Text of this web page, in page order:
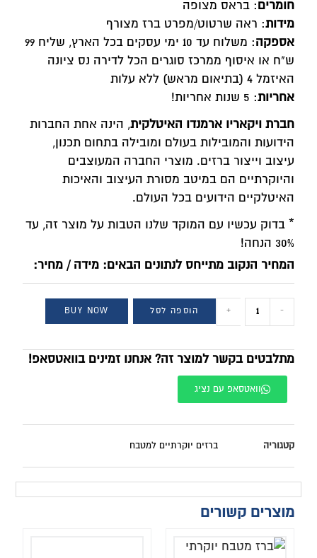
חומרים: בראס מצופה
מידות: ראה שרטוט/מפרט ברז מצורף
אספקה
: משלוח עד 10 ימי עסקים בכל הארץ, שליח 99
ש"ח או איסוף ממרכז סוגרים הכל לדירה נס ציונה
האיזמל 4 (בתיאום מראש) ללא עלות
אחריות: 5 שנות אחריות!
חברת ויקאריו ארמנדו האיטלקית, הינה אחת החברות
הידועות והמובילות בעולם ומובילה בתחום תכנון,
עיצוב וייצור ברזים. מוצרי החברה המעוצבים
והיוקרתיים הם במיטב מסורת העיצוב והאיכות
האיטלקיים הידועים בכל העולם.
* בדוק עכשיו עם המוקד שלנו הטבות על מוצר זה, עד
30% הנחה!
המחיר הנקוב מתייחס לנתונים הבאים: מידה / מחיר:
-
+ הוספה לסל BUY NOW
מתלבטים בקשר למוצר זה? אנחנו זמינים בוואטסאפ!
וואטסאפ עם נציג
קטגוריה ברזים יוקרתיים למטבח
מוצרים קשורים